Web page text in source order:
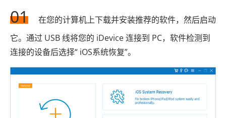
01
在您的计算机上下载并安装推荐的软件，然后启动
它。通过 USB 线将您的 iDevice 连接到 PC，软件检测到
连接的设备后选择“ iOS系统恢复”。